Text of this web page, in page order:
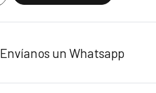
Envíanos un Whatsapp